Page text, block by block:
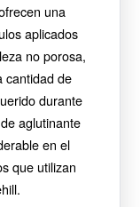
una
aplicados
no porosa,
cantidad de
durante
aglutinante
en el
que utilizan